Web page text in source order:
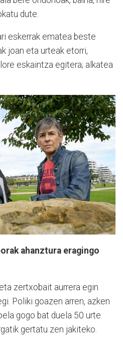
dute.
eskerrak ematea beste
joan eta urteak etorri,
eskaintza egitera; alkatea
ahanztura eragingo
zertxobait aurrera egin
Poliki goazen arren, azken
gogo bat duela 50 urte
gertatu zen jakiteko.